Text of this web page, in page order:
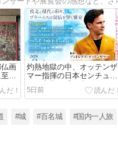
画
る
灼熱地獄の中、オッテンザ
マー指揮の日本センチュリ
ーの定期に繰り出す
5日前
#城 #百名城 #国内一人旅